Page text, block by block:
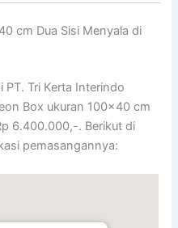
cm Dua Sisi Menyala di
PT. Tri Kerta Interindo
Box ukuran 100×40 cm
6.400.000,-. Berikut di
pemasangannya: